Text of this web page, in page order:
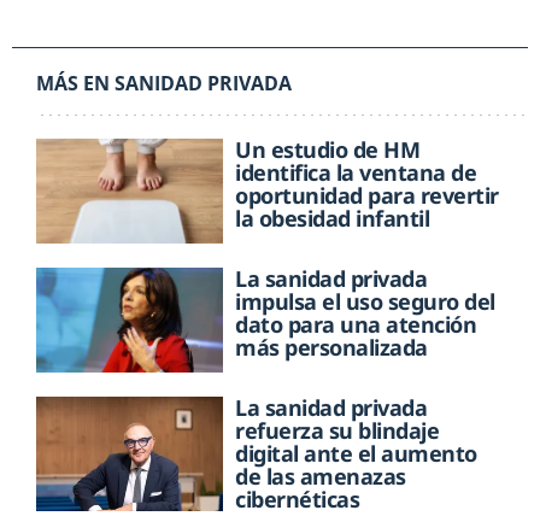
MÁS EN SANIDAD PRIVADA
Un estudio de HM
identifica la ventana de
oportunidad para revertir
la obesidad infantil
La sanidad privada
impulsa el uso seguro del
dato para una atención
más personalizada
La sanidad privada
refuerza su blindaje
digital ante el aumento
de las amenazas
cibernéticas